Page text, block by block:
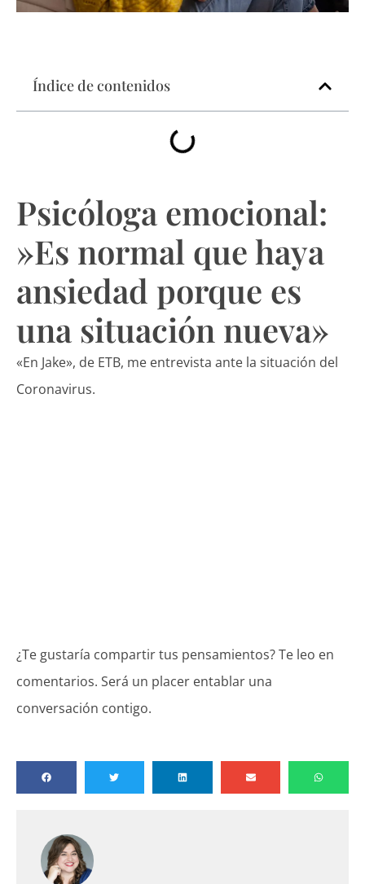
Índice de contenidos
Psicóloga emocional:
»Es normal que haya
ansiedad porque es
una situación nueva»
«En Jake», de ETB, me entrevista ante la situación del
Coronavirus.
¿Te gustaría compartir tus pensamientos? Te leo en
comentarios. Será un placer entablar una
conversación contigo.